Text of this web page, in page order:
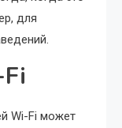
для
Wi-Fi может